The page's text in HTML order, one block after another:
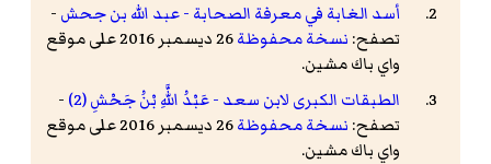
أسد الغابة في معرفة الصحابة - عبد الله بن جحش -
تصفح: نسخة محفوظة
26 ديسمبر 2016 على موقع
واي باك مشين.
الطبقات الكبرى لابن سعد - عَبْدُ اللَّهِ بْنُ جَحْشِ (2)
-
تصفح: نسخة محفوظة
26 ديسمبر 2016 على موقع
واي باك مشين.